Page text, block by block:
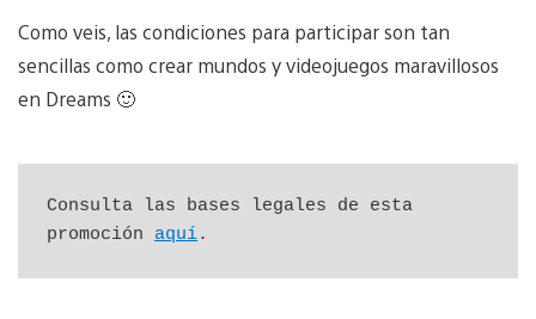
Como veis, las condiciones para participar son tan
sencillas como crear mundos y videojuegos maravillosos
en Dreams 🙂
Consulta las bases legales de esta
promoción aquí.